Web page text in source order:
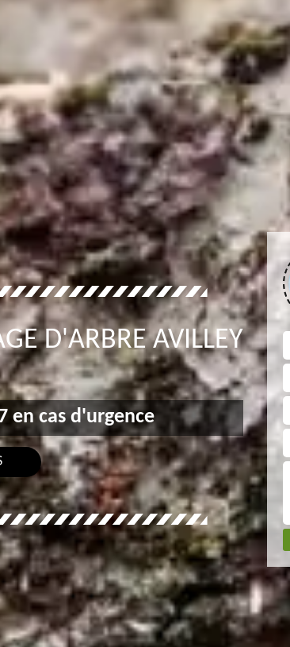
D'ARBRE AVILLEY
en cas d'urgence